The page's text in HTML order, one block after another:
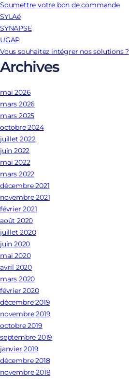
Soumettre votre bon de commande
SYLAé
SYNAPSE
UGAP
Vous souhaitez intégrer nos solutions ?
Archives
mai 2026
mars 2026
mars 2025
octobre 2024
juillet 2022
juin 2022
mai 2022
mars 2022
décembre 2021
novembre 2021
février 2021
août 2020
juillet 2020
juin 2020
mai 2020
avril 2020
mars 2020
février 2020
décembre 2019
novembre 2019
octobre 2019
septembre 2019
janvier 2019
décembre 2018
novembre 2018